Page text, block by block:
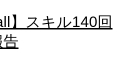
】スキル140回